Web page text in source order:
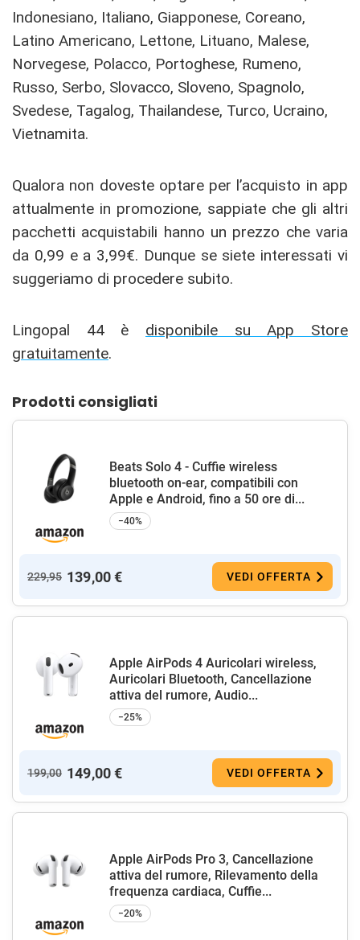
Indonesiano, Italiano, Giapponese, Coreano,
Latino Americano, Lettone, Lituano, Malese,
Norvegese, Polacco, Portoghese, Rumeno,
Russo, Serbo, Slovacco, Sloveno, Spagnolo,
Svedese, Tagalog, Thailandese, Turco, Ucraino,
Vietnamita.
Qualora non doveste optare per l’acquisto in app
attualmente in promozione, sappiate che gli altri
pacchetti acquistabili hanno un prezzo che varia
da 0,99 e a 3,99€. Dunque se siete interessati vi
suggeriamo di procedere subito.
Lingopal 44 è disponibile su App Store
gratuitamente.
Prodotti consigliati
Beats Solo 4 - Cuffie wireless
bluetooth on-ear, compatibili con
Apple e Android, fino a 50 ore di...
−40%
229,95 139,00 € VEDI OFFERTA
Apple AirPods 4 Auricolari wireless,
Auricolari Bluetooth, Cancellazione
attiva del rumore, Audio...
−25%
199,00 149,00 € VEDI OFFERTA
Apple AirPods Pro 3, Cancellazione
attiva del rumore, Rilevamento della
frequenza cardiaca, Cuffie...
−20%